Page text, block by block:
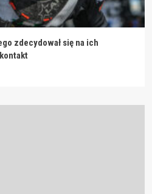
zdecydował się na ich